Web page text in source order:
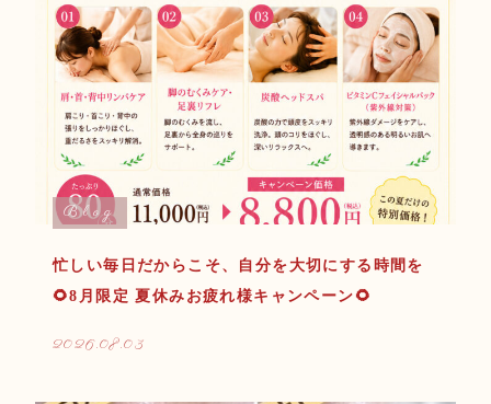
Blog
忙しい毎日だからこそ、自分を大切にする時間を
🌻8月限定 夏休みお疲れ様キャンペーン🌻
2026.08.03